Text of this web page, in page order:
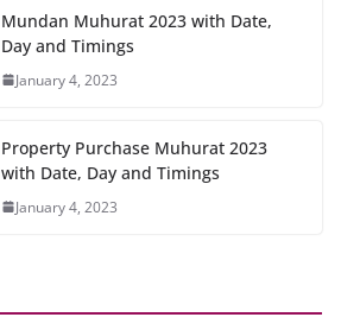
Mundan Muhurat 2023 with Date,
Day and Timings
January 4, 2023
Property Purchase Muhurat 2023
with Date, Day and Timings
January 4, 2023